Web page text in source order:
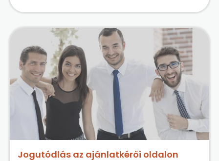
Jogutódlás az ajánlatkérői oldalon